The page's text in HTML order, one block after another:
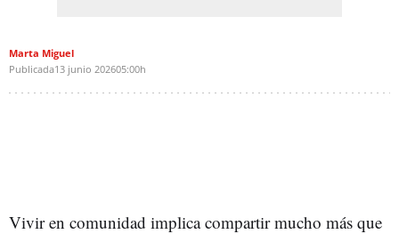
Marta Miguel
Publicada13 junio 202605:00h
Vivir en comunidad implica compartir mucho más que